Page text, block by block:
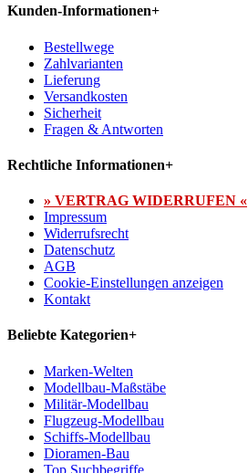
Kunden-Informationen+
Bestellwege
Zahlvarianten
Lieferung
Versandkosten
Sicherheit
Fragen & Antworten
Rechtliche Informationen+
» VERTRAG WIDERRUFEN «
Impressum
Widerrufsrecht
Datenschutz
AGB
Cookie-Einstellungen anzeigen
Kontakt
Beliebte Kategorien+
Marken-Welten
Modellbau-Maßstäbe
Militär-Modellbau
Flugzeug-Modellbau
Schiffs-Modellbau
Dioramen-Bau
Top Suchbegriffe